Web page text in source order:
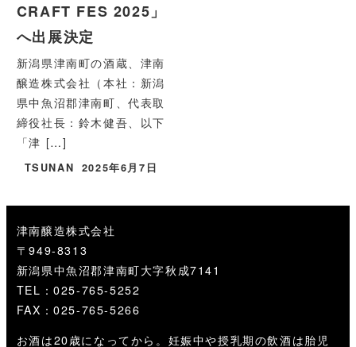
CRAFT FES 2025」
へ出展決定
新潟県津南町の酒蔵、津南
醸造株式会社（本社：新潟
県中魚沼郡津南町、代表取
締役社長：鈴木健吾、以下
「津 […]
TSUNAN 2025年6月7日
津南醸造株式会社
〒949-8313
新潟県中魚沼郡津南町大字秋成7141
TEL：025-765-5252
FAX：025-765-5266
お酒は20歳になってから。妊娠中や授乳期の飲酒は胎児